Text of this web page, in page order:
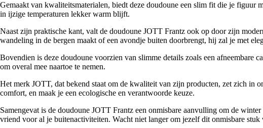
Gemaakt van kwaliteitsmaterialen, biedt deze doudoune een slim fit die je
in ijzige temperaturen lekker warm blijft.
Naast zijn praktische kant, valt de doudoune JOTT Frantz ook op door zijn
wandeling in de bergen maakt of een avondje buiten doorbrengt, hij zal je met
Bovendien is deze doudoune voorzien van slimme details zoals een
om overal mee naartoe te nemen.
Het merk JOTT, dat bekend staat om de kwaliteit van zijn producten, zet zich in
comfort, en maak je een ecologische en verantwoorde keuze.
Samengevat is de doudoune JOTT Frantz een onmisbare aanvulling om de
vriend voor al je buitenactiviteiten. Wacht niet langer om jezelf dit onmisbare stuk